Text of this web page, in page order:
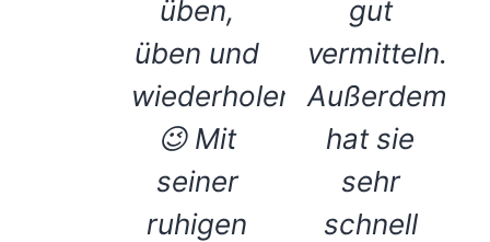
üben,
üben und
wiederholen
😉 Mit
seiner
ruhigen
gut
vermitteln.
Außerdem
hat sie
sehr
schnell